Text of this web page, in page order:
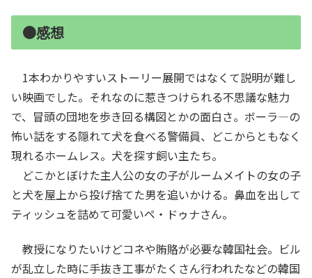
●感想
1本わかりやすいストーリー展開ではなくて説明が難し
い映画でした。それなのに惹きつけられる不思議な魅力
で、冒頭の団地を歩き回る構図とかの面白さ。ボーラ―の
怖い話をする隠れて犬を食べる警備員、どこからともなく
現れるホームレス。犬を探す飼い主たち。
どこかとぼけた主人公の女の子がルームメイトの女の子
と犬を屋上から投げ捨てた男を追いかける。鼻血を出して
ティッシュを詰めて可愛いペ・ドゥナさん。
教授になりたいけどコネや賄賂が必要な韓国社会。ビル
が乱立した時に手抜き工事がたくさん行われたなどの韓国